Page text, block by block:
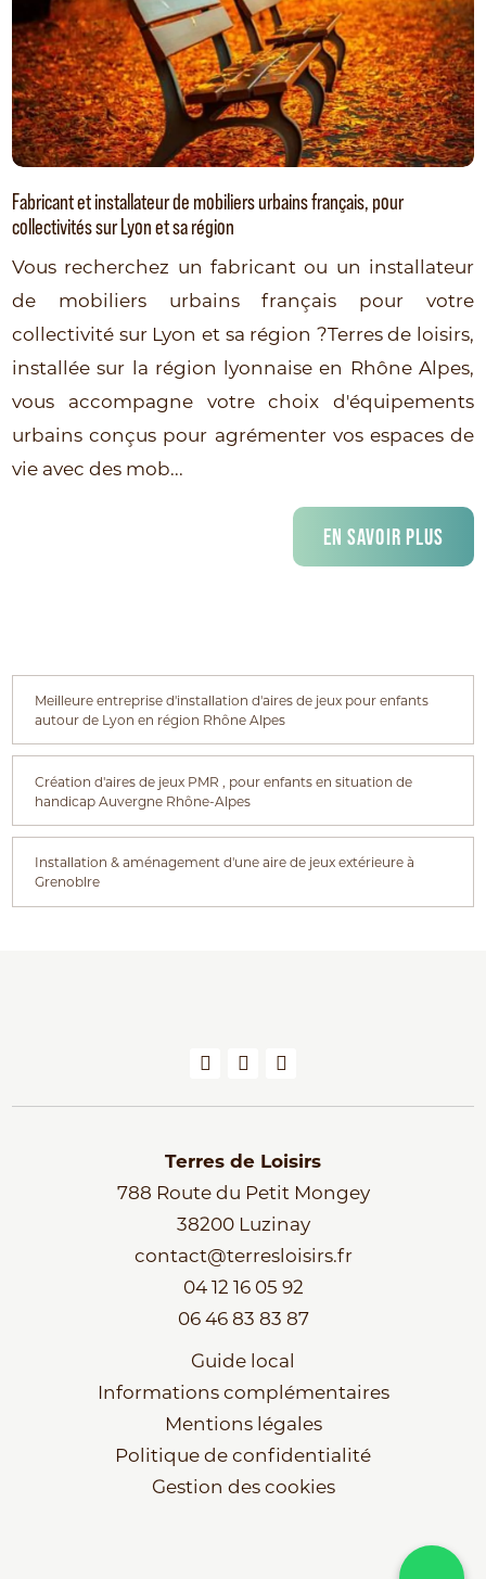
Fabricant et installateur de mobiliers urbains français, pour
collectivités sur Lyon et sa région
Vous recherchez un fabricant ou un installateur
de mobiliers urbains français pour votre
collectivité sur Lyon et sa région ?Terres de loisirs,
installée sur la région lyonnaise en Rhône Alpes,
vous accompagne votre choix d'équipements
urbains conçus pour agrémenter vos espaces de
vie avec des mob...
EN SAVOIR PLUS
Meilleure entreprise d'installation d'aires de jeux pour enfants
autour de Lyon en région Rhône Alpes
Création d'aires de jeux PMR , pour enfants en situation de
handicap Auvergne Rhône-Alpes
Installation & aménagement d'une aire de jeux extérieure à
Grenoblre
Terres de Loisirs
788 Route du Petit Mongey
38200 Luzinay
contact@terresloisirs.fr
04 12 16 05 92
06 46 83 83 87
Guide local
Informations complémentaires
Mentions légales
Politique de confidentialité
Gestion des cookies